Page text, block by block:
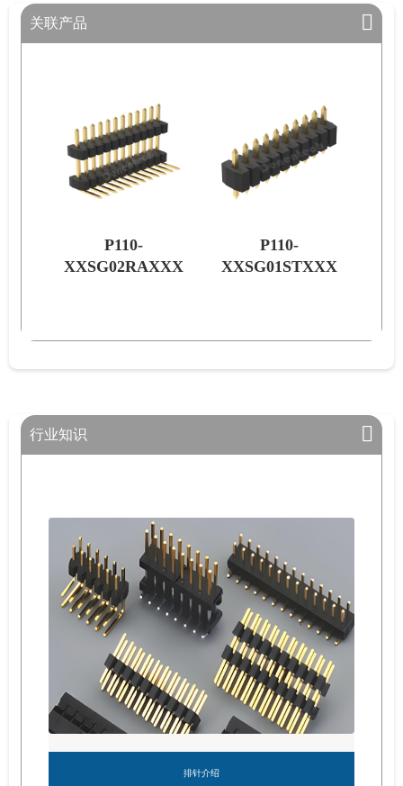
关联产品
P110-
XXSG02RAXXX
P110-
XXSG01STXXX
行业知识
排针介绍